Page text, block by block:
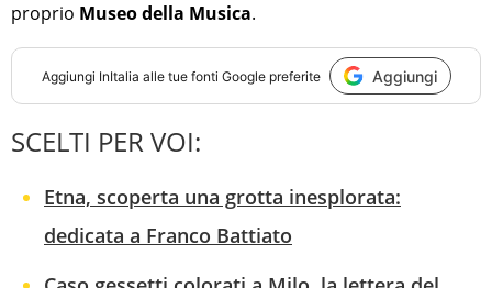
proprio Museo della Musica.
Aggiungi InItalia alle tue fonti Google preferite Aggiungi
SCELTI PER VOI:
Etna, scoperta una grotta inesplorata:
dedicata a Franco Battiato